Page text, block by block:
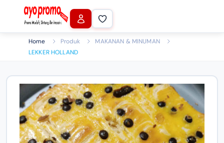
Home Produk
MAKANAN & MINUMAN
LEKKER HOLLAND